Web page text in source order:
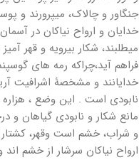
جنگاور و چالاک، میپرورند و
خدایان و ارواح نیاکان در
میطلبند، شکار بیرویه و قهر
فراهم آید،چراکه رمه های
خدایانند و مشخصۀ اشرافیت
نابودی است . این وضع ، هزاره
مانع شکار و نابودی گیاهان
ارواح نیاکان سرشار از خشم